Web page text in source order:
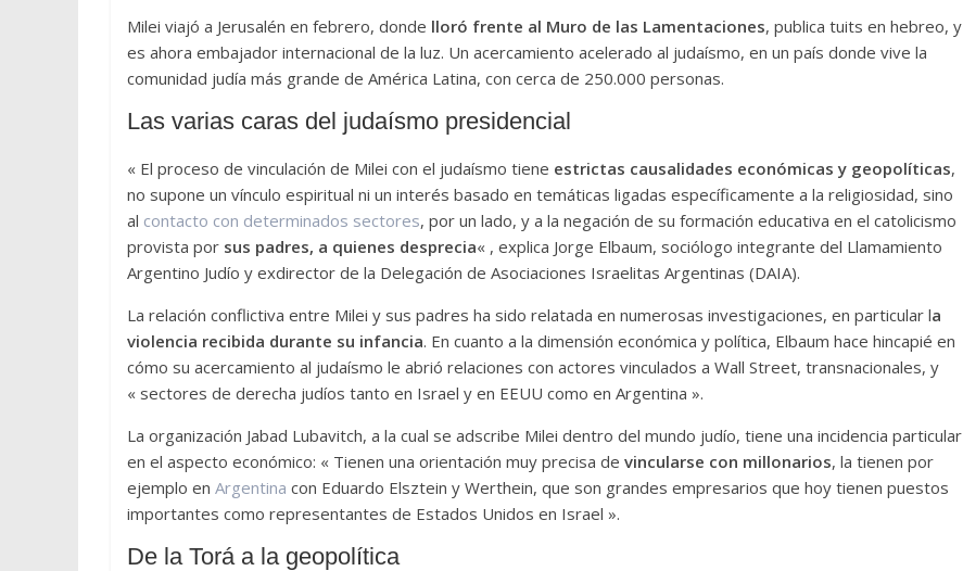
Milei viajó a Jerusalén en febrero, donde lloró frente al Muro de las Lamentaciones, publica tuits en hebreo, y
es ahora embajador internacional de la luz. Un acercamiento acelerado al judaísmo, en un país donde vive la
comunidad judía más grande de América Latina, con cerca de 250.000 personas.
Las varias caras del judaísmo presidencial
« El proceso de vinculación de Milei con el judaísmo tiene estrictas causalidades económicas y geopolíticas,
no supone un vínculo espiritual ni un interés basado en temáticas ligadas específicamente a la religiosidad, sino
al contacto con determinados sectores, por un lado, y a la negación de su formación educativa en el catolicismo
provista por sus padres, a quienes desprecia« , explica Jorge Elbaum, sociólogo integrante del Llamamiento
Argentino Judío y exdirector de la Delegación de Asociaciones Israelitas Argentinas (DAIA).
La relación conflictiva entre Milei y sus padres ha sido relatada en numerosas investigaciones, en particular la
violencia recibida durante su infancia. En cuanto a la dimensión económica y política, Elbaum hace hincapié en
cómo su acercamiento al judaísmo le abrió relaciones con actores vinculados a Wall Street, transnacionales, y
« sectores de derecha judíos tanto en Israel y en EEUU como en Argentina ».
La organización Jabad Lubavitch, a la cual se adscribe Milei dentro del mundo judío, tiene una incidencia particular
en el aspecto económico: « Tienen una orientación muy precisa de vincularse con millonarios, la tienen por
ejemplo en Argentina con Eduardo Elsztein y Werthein, que son grandes empresarios que hoy tienen puestos
importantes como representantes de Estados Unidos en Israel ».
De la Torá a la geopolítica